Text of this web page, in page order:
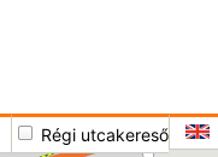
Régi utcakereső